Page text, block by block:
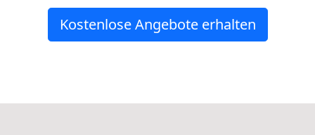
Kostenlose Angebote erhalten